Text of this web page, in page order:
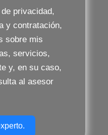
privacidad,
y contratación,
sobre mis
servicios,
y, en su caso,
al asesor